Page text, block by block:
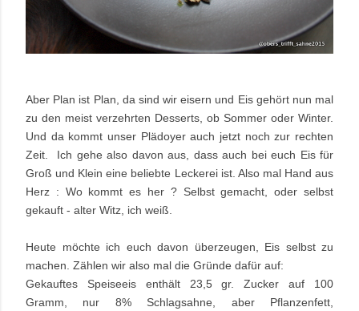
Aber Plan ist Plan, da sind wir eisern und Eis gehört nun mal
zu den meist verzehrten Desserts, ob Sommer oder Winter.
Und da kommt unser Plädoyer auch jetzt noch zur rechten
Zeit. Ich gehe also davon aus, dass auch bei euch Eis für
Groß und Klein eine beliebte Leckerei ist. Also mal Hand aus
Herz : Wo kommt es her ? Selbst gemacht, oder selbst
gekauft - alter Witz, ich weiß.
Heute möchte ich euch davon überzeugen, Eis selbst zu
machen. Zählen wir also mal die Gründe dafür auf:
Gekauftes Speiseeis enthält 23,5 gr. Zucker auf 100
Gramm, nur 8% Schlagsahne, aber Pflanzenfett,